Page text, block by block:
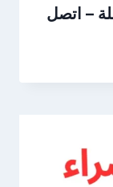
– اتصل